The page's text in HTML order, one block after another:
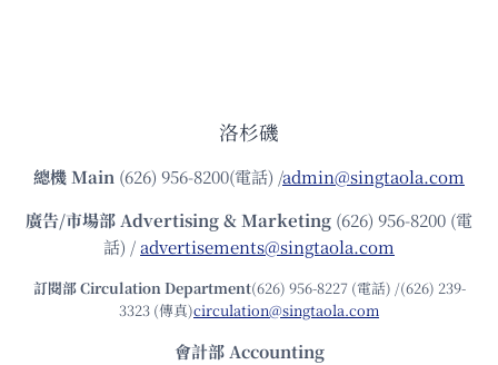
洛杉磯
總機Main (626) 956-8200(電話) /admin@singtaola.com
廣告/市場部Advertising & Marketing (626) 956-8200 (電
話) /advertisements@singtaola.com
訂閱部 Circulation Department(626) 956-8227 (電話) /(626) 239-
3323 (傳真)circulation@singtaola.com
會計部 Accounting